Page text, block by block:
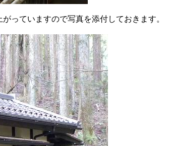
がっていますので写真を添付しておきます。